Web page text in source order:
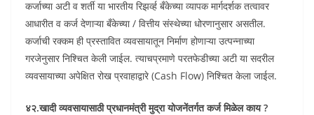
कर्जाच्या अटी व शर्ती या भारतीय रिझर्व्ह बँकेच्या व्यापक मार्गदर्शक तत्वावर
आधारीत व कर्ज देणाऱ्या बँकेच्या / वित्तीय संस्थेच्या धोरणानुसार असतील.
कर्जाची रक्कम ही प्रस्तावित व्यवसायातून निर्माण होणाऱ्या उत्पन्नाच्या
गरजेनुसार निश्चित केली जाईल. त्याचप्रमाणे परतफेडीच्या अटी या सदरील
व्यवसायाच्या अपेक्षित रोख प्रवाहाद्वारे (Cash Flow) निश्चित केला जाईल.
४२.खादी व्यवसायासाठी प्रधानमंत्री मुद्रा योजनेंतर्गत कर्ज मिळेल काय ?